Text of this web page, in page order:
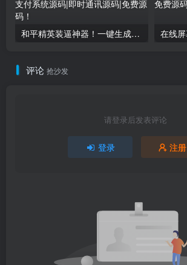
和平精英装逼神器！一键生成彩色字体代码单页源码下载｜手机电脑即用-卓创源码网
评论 抢沙发
请登录后发表评论
登录 注册